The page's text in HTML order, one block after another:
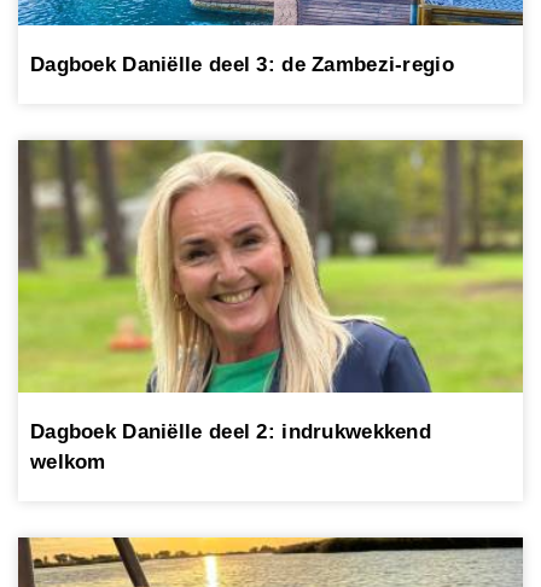
Dagboek Daniëlle deel 3: de Zambezi-regio
Dagboek Daniëlle deel 2: indrukwekkend
welkom